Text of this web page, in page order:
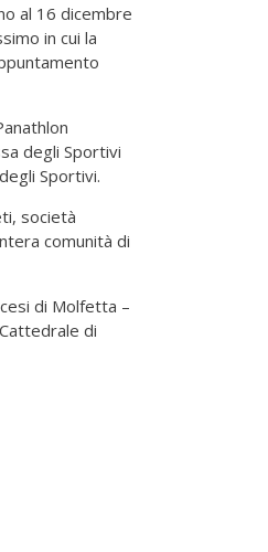
al 16 dicembre
in cui la
degli Sportivi
Sportivi.
società
comunità di
di Molfetta –
di